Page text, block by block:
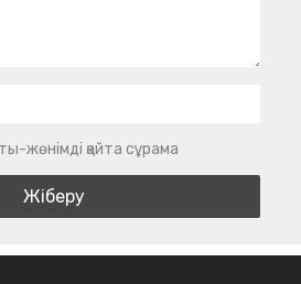
жөнімді қайта сұрама